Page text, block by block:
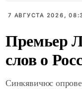
7 АВГУСТА 2026,
Премьер
слов о
Синкявичюс